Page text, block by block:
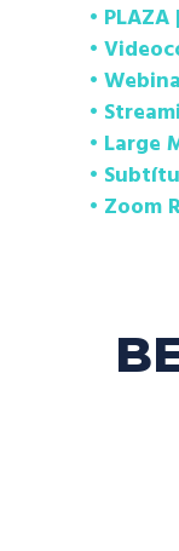
•
•
•
•
• Large
•
• Zoom